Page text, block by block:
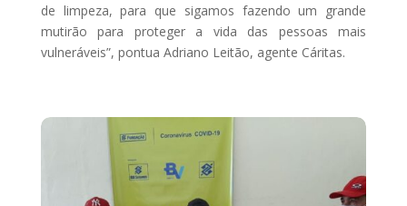
de limpeza, para que sigamos fazendo um grande
mutirão para proteger a vida das pessoas mais
vulneráveis”, pontua Adriano Leitão, agente Cáritas.